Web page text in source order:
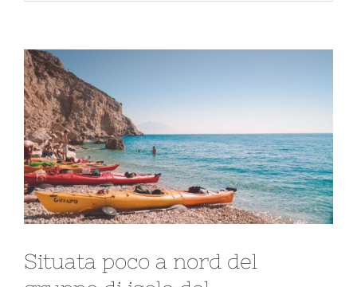
Ingrandisci
immagine
Situata poco a nord del